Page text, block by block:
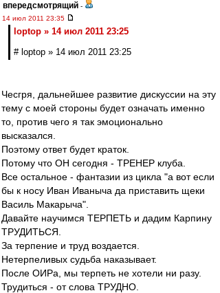
впередсмотрящий -
14 июл 2011 23:35
loptop » 14 июл 2011 23:25
# loptop » 14 июл 2011 23:25
Чесгря, дальнейшее развитие дискуссии на эту
тему с моей стороны будет означать именно
то, против чего я так эмоционально
высказался.
Поэтому ответ будет краток.
Потому что ОН сегодня - ТРЕНЕР клуба.
Все остальное - фантазии из цикла "а вот если
бы к носу Иван Иваныча да приставить щеки
Василь Макарыча".
Давайте научимся ТЕРПЕТЬ и дадим Карпину
ТРУДИТЬСЯ.
За терпение и труд воздается.
Нетерпеливых судьба наказывает.
После ОИРа, мы терпеть не хотели ни разу.
Трудиться - от слова ТРУДНО.